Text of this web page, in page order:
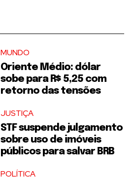
MUNDO
Oriente Médio: dólar
sobe para R$ 5,25 com
retorno das tensões
JUSTIÇA
STF suspende julgamento
sobre uso de imóveis
públicos para salvar BRB
POLÍTICA